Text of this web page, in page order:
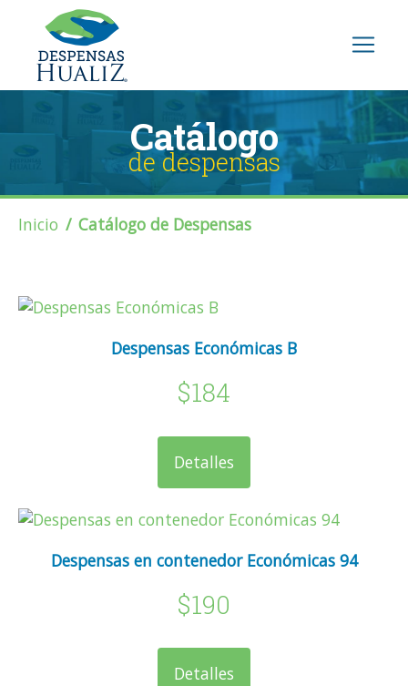
Catálogo
de despensas
Inicio Catálogo de Despensas
Despensas Económicas B
$184
Detalles
Despensas en contenedor Económicas 94
$190
Detalles